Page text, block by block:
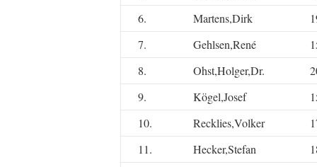
6.
Martens,Dirk
7.
Gehlsen,René
8.
Ohst,Holger,Dr.
9.
Kögel,Josef
10.
Recklies,Volker
11.
Hecker,Stefan